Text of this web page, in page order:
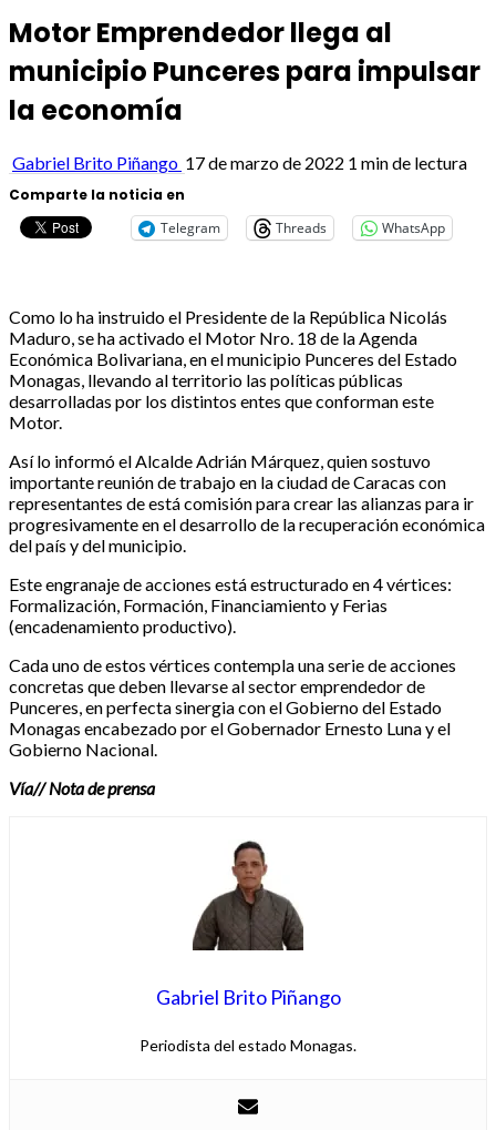
Motor Emprendedor llega al
municipio Punceres para impulsar
la economía
Gabriel Brito Piñango 17 de marzo de 2022 1 min de lectura
Comparte la noticia en
Telegram
Threads WhatsApp
Como lo ha instruido el Presidente de la República Nicolás
Maduro, se ha activado el Motor Nro. 18 de la Agenda
Económica Bolivariana, en el municipio Punceres del Estado
Monagas, llevando al territorio las políticas públicas
desarrolladas por los distintos entes que conforman este
Motor.
Así lo informó el Alcalde Adrián Márquez, quien sostuvo
importante reunión de trabajo en la ciudad de Caracas con
representantes de está comisión para crear las alianzas para ir
progresivamente en el desarrollo de la recuperación económica
del país y del municipio.
Este engranaje de acciones está estructurado en 4 vértices:
Formalización, Formación, Financiamiento y Ferias
(encadenamiento productivo).
Cada uno de estos vértices contempla una serie de acciones
concretas que deben llevarse al sector emprendedor de
Punceres, en perfecta sinergia con el Gobierno del Estado
Monagas encabezado por el Gobernador Ernesto Luna y el
Gobierno Nacional.
Vía// Nota de prensa
Gabriel Brito Piñango
Periodista del estado Monagas.